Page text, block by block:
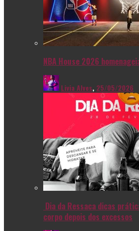
NBA House 2026
Livia Alves, 25/05/2026
Dia da Ressaca dicas
corpo depois dos excessos